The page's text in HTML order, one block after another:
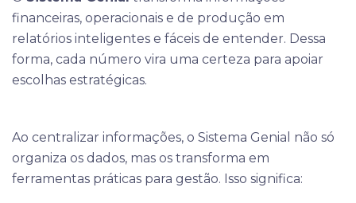
financeiras, operacionais e de produção em
relatórios inteligentes e fáceis de entender. Dessa
forma, cada número vira uma certeza para apoiar
escolhas estratégicas.
Ao centralizar informações, o Sistema Genial não só
organiza os dados, mas os transforma em
ferramentas práticas para gestão. Isso significa: